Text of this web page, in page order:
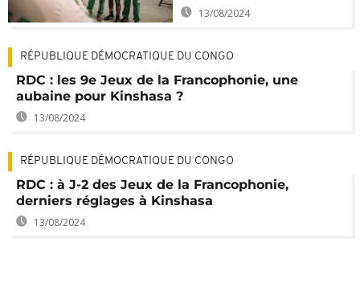
13/08/2024
RÉPUBLIQUE DÉMOCRATIQUE DU CONGO
RDC : les 9e Jeux de la Francophonie, une
aubaine pour Kinshasa ?
13/08/2024
RÉPUBLIQUE DÉMOCRATIQUE DU CONGO
RDC : à J-2 des Jeux de la Francophonie,
derniers réglages à Kinshasa
13/08/2024